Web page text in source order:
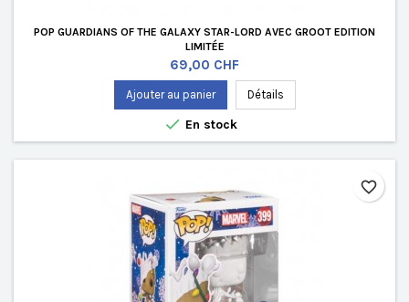
POP GUARDIANS OF THE GALAXY STAR-LORD AVEC GROOT EDITION
LIMITÉE
Prix
69,00 CHF
Ajouter au panier Détails
 En stock
favorite_border